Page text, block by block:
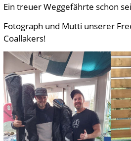
Ein treuer Weggefährte schon
Fotograph und Mutti unserer
Coallakers!